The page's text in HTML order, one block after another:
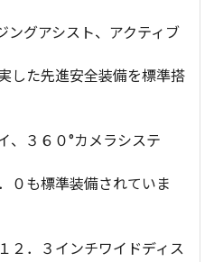
ングアシスト、アクティブ
した先進安全装備を標準搭
、３６０°カメラシステ
０も標準装備されていま
２．３インチワイドディス